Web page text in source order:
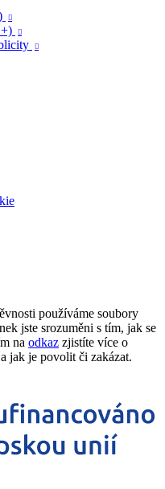



používáme soubory
jste srozuměni s tím, jak se
na odkaz zjistíte více o
jak je povolit či zakázat.